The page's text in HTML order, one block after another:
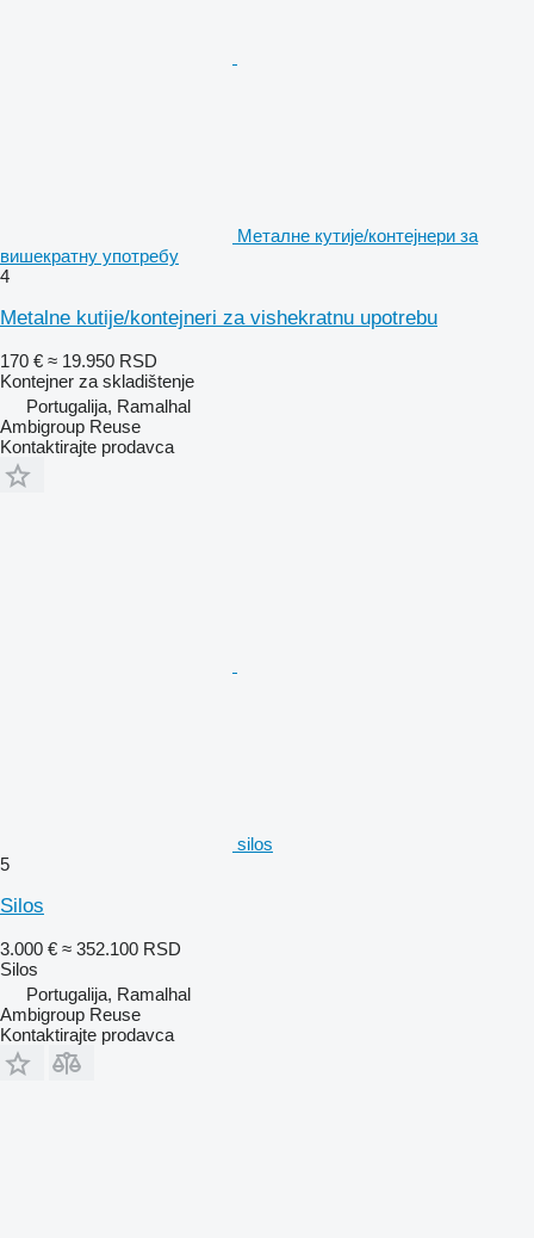
Металне кутије/контејнери за
вишекратну употребу
4
Metalne kutiјe/konteјneri za vishekratnu upotrebu
170 € ≈ 19.950 RSD
Kontejner za skladištenje
Portugalija, Ramalhal
Ambigroup Reuse
Kontaktirajte prodavca
silos
5
Silos
3.000 € ≈ 352.100 RSD
Silos
Portugalija, Ramalhal
Ambigroup Reuse
Kontaktirajte prodavca